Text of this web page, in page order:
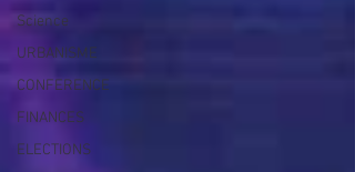
Science
URBANISME
CONFERENCE
FINANCES
ELECTIONS